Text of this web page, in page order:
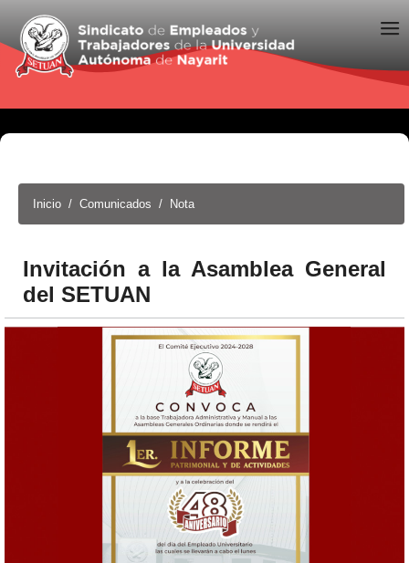
Inicio Comunicados Nota
Invitación a la Asamblea General
del SETUAN